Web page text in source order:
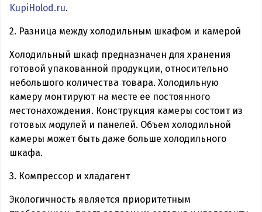
KupiHolod.ru.
2. Разница между холодильным шкафом и камерой
Холодильный шкаф предназначен для хранения
готовой упакованной продукции, относительно
небольшого количества товара. Холодильную
камеру монтируют на месте ее постоянного
местонахождения. Конструкция камеры состоит из
готовых модулей и панелей. Объем холодильной
камеры может быть даже больше холодильного
шкафа.
3. Компрессор и хладагент
Экологичность является приоритетным